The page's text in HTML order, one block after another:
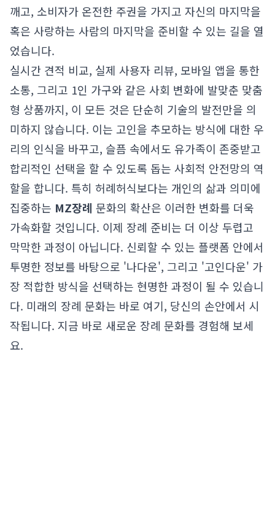
깨고, 소비자가 온전한 주권을 가지고 자신의 마지막을
혹은 사랑하는 사람의 마지막을 준비할 수 있는 길을 열
었습니다.
실시간 견적 비교, 실제 사용자 리뷰, 모바일 앱을 통한
소통, 그리고 1인 가구와 같은 사회 변화에 발맞춘 맞춤
형 상품까지, 이 모든 것은 단순히 기술의 발전만을 의
미하지 않습니다. 이는 고인을 추모하는 방식에 대한 우
리의 인식을 바꾸고, 슬픔 속에서도 유가족이 존중받고
합리적인 선택을 할 수 있도록 돕는 사회적 안전망의 역
할을 합니다. 특히 허례허식보다는 개인의 삶과 의미에
집중하는 MZ장례 문화의 확산은 이러한 변화를 더욱
가속화할 것입니다. 이제 장례 준비는 더 이상 두렵고
막막한 과정이 아닙니다. 신뢰할 수 있는 플랫폼 안에서
투명한 정보를 바탕으로 '나다운', 그리고 '고인다운' 가
장 적합한 방식을 선택하는 현명한 과정이 될 수 있습니
다. 미래의 장례 문화는 바로 여기, 당신의 손안에서 시
작됩니다. 지금 바로 새로운 장례 문화를 경험해 보세
요.